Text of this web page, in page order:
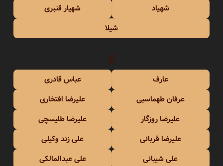
شهیاد
شهیار قنبری
شیلا
ع
عارف
عباس قادری
عرفان طهماسبی
علیرضا افتخاری
علیرضا روزگار
علیرضا طلیسچی
علیرضا قربانی
علی زند وکیلی
علی شیبانی
علی عبدالمالکی